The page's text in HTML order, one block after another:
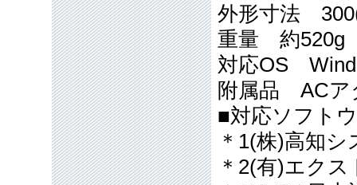
外形寸法
重量 約520g
対応OS
附属品 ACア
■対応ソフト
＊1(株)高知
＊2(有)エクス